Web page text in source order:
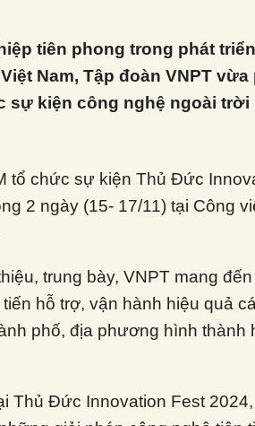
tiên phong trong phát
Nam, Tập đoàn VNPT vừa
sự kiện công nghệ ngoài trời
tổ chức sự kiện Thủ Đức
2 ngày (15- 17/11) tại Công
trung bày, VNPT mang
hỗ trợ, vận hành hiệu quả
phố, địa phương hình thành
Thủ Đức Innovation Fest